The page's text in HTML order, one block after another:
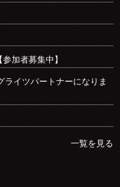
加者募集中】
ライツパートナーになりま
一覧を見る